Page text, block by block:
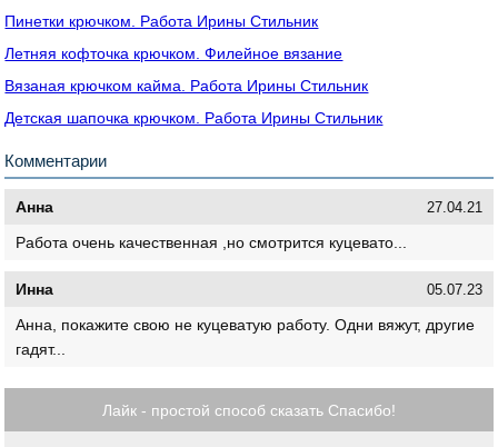
Пинетки крючком. Работа Ирины Стильник
Летняя кофточка крючком. Филейное вязание
Вязаная крючком кайма. Работа Ирины Стильник
Детская шапочка крючком. Работа Ирины Стильник
Комментарии
Анна 27.04.21
Работа очень качественная ,но смотрится куцевато...
Инна 05.07.23
Анна, покажите свою не куцеватую работу. Одни вяжут, другие
гадят...
Лайк - простой способ сказать Спасибо!